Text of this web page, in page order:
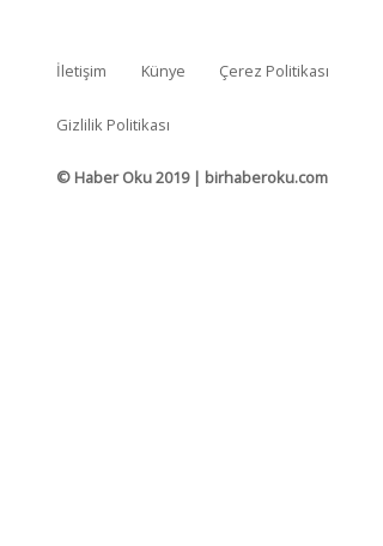
İletişim Künye Çerez Politikası
Gizlilik Politikası
© Haber Oku 2019 | birhaberoku.com